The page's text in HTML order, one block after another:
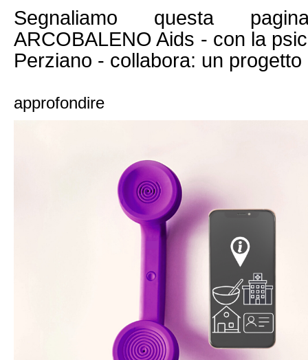
Segnaliamo questa
ARCOBALENO Aids - con la
Perziano - collabora: un
approfondire